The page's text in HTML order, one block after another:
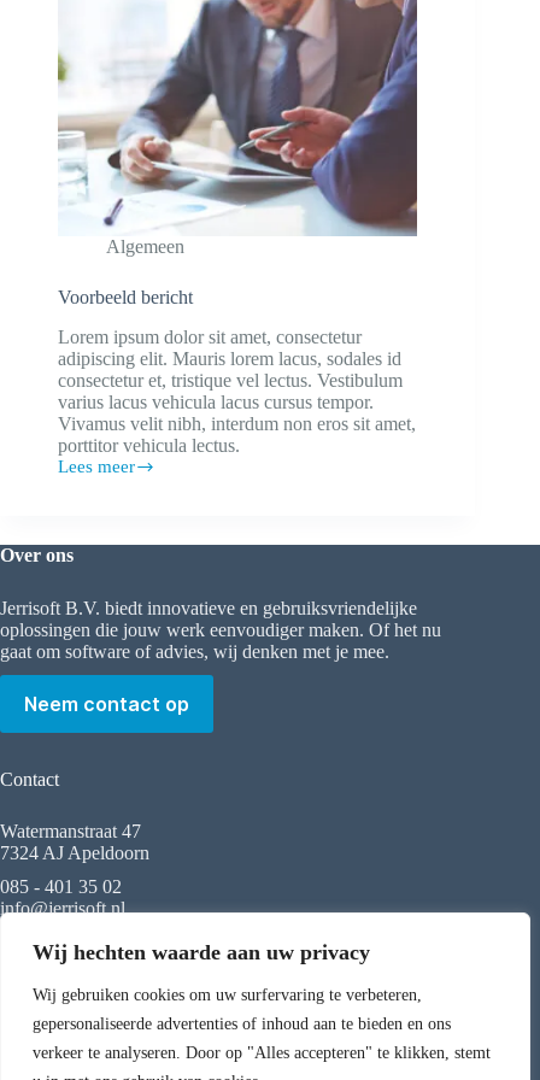
Wij hechten waarde aan uw privacy
Wij gebruiken cookies om uw surfervaring te verbeteren,
gepersonaliseerde advertenties of inhoud aan te bieden en ons
verkeer te analyseren. Door op "Alles accepteren" te klikken, stemt
Algemeen
Voorbeeld bericht
Lorem ipsum dolor sit amet, consectetur
adipiscing elit. Mauris lorem lacus, sodales id
consectetur et, tristique vel lectus. Vestibulum
varius lacus vehicula lacus cursus tempor.
Vivamus velit nibh, interdum non eros sit amet,
porttitor vehicula lectus.
Lees meer
Voorbeeld
Over ons
Jerrisoft B.V. biedt innovatieve en gebruiksvriendelijke
oplossingen die jouw werk eenvoudiger maken. Of het nu
gaat om software of advies, wij denken met je mee.
Neem contact op
Contact
Watermanstraat 47
7324 AJ Apeldoorn
085 - 401 35 02
info@jerrisoft.nl
Menu
Algemene voorwaarden
Privacybeleid
Responsible disclosure